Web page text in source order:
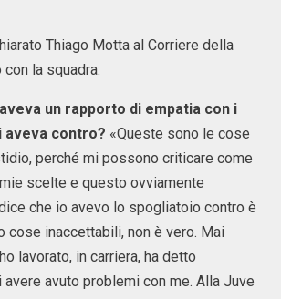
Thiago Motta al Corriere della
la squadra:
un rapporto di empatia con i
aveva contro? «Queste sono le cose
perché mi possono criticare come
scelte e questo ovviamente
che io avevo lo spogliatoio contro è
cose inaccettabili, non è vero. Mai
lavorato, in carriera, ha detto
avuto problemi con me. Alla Juve